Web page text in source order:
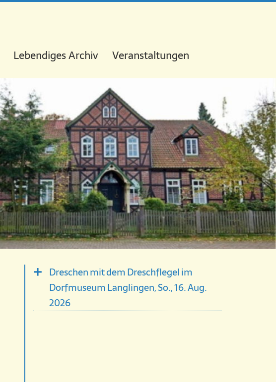
Lebendiges Archiv Veranstaltungen
Dreschen mit dem Dreschflegel im
Dorfmuseum Langlingen, So., 16. Aug.
2026